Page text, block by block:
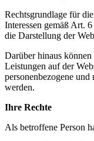
Rechtsgrundlage für
Interessen gemäß Art.
die Darstellung der
Darüber hinaus
Leistungen auf der
personenbezogene
werden.
Ihre Rechte
Als betroffene Person